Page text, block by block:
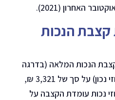
האחרון (2021).
הנכות
עומדת קצבת הנכות המלאה (בדרגה
של 100 אחוזים או 75 אחוזי נכון) על סך של 3,321 ₪,
חלקית של 74 אחוזי נכות עומדת הקצבה על